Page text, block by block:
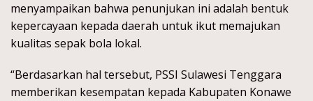
menyampaikan bahwa penunjukan ini adalah bentuk
kepercayaan kepada daerah untuk ikut memajukan
kualitas sepak bola lokal.
“Berdasarkan hal tersebut, PSSI Sulawesi Tenggara
memberikan kesempatan kepada Kabupaten Konawe